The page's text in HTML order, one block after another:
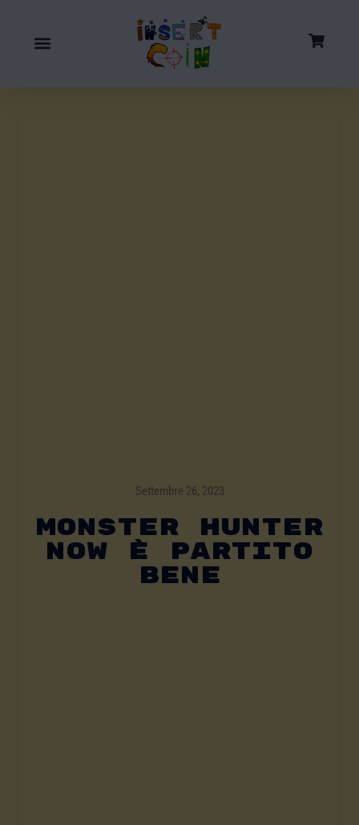
Settembre 26, 2023
Monster Hunter
Now È Partito
Bene